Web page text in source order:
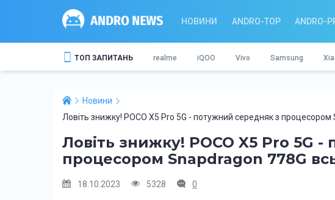
НОВИНИ ANDRO-TOP ANDRO-
ТОП ЗАПИТАНЬ realme iQOO Vivo Samsung
Новини
Ловіть знижку! POCO X5 Pro 5G - потужний середняк з процесором
Ловіть знижку! POCO X5 Pro 5G
процесором Snapdragon 778G
18.10.2023 5328 0